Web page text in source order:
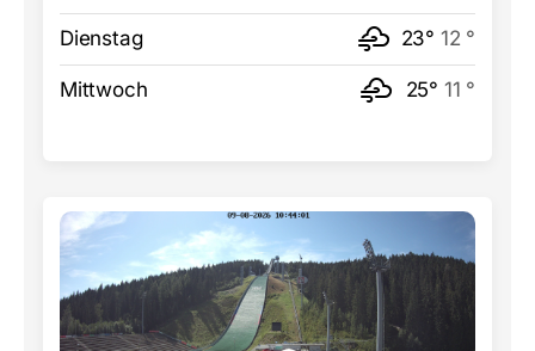
Dienstag 23° 12 °
Mittwoch 25° 11 °